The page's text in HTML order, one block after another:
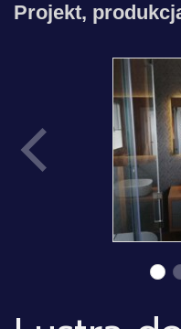
Projekt,